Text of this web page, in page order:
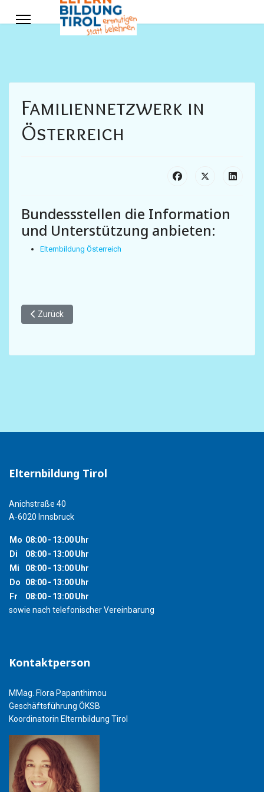
Familiennetzwerk in
Österreich
Bundessstellen die Information
und Unterstützung anbieten:
Elternbildung Österreich
Vorheriger Beitrag: Familiennetzwerk in Tirol
Zurück
Elternbildung Tirol
Anichstraße 40
A-6020 Innsbruck
Mo 08:00- 13:00Uhr
Di
08:00- 13:00Uhr
Mi
08:00- 13:00Uhr
Do
08:00- 13:00Uhr
Fr
08:00- 13:00Uhr
sowie nach telefonischer Vereinbarung
Kontaktperson
MMag. Flora Papanthimou
Geschäftsführung ÖKSB
Koordinatorin Elternbildung Tirol